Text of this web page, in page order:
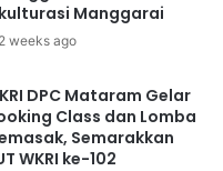
limpahan kasih
Manggarai
2 weeks ago
DPC Mataram Gelar
Class dan Lomba
Semarakkan
WKRI ke-102